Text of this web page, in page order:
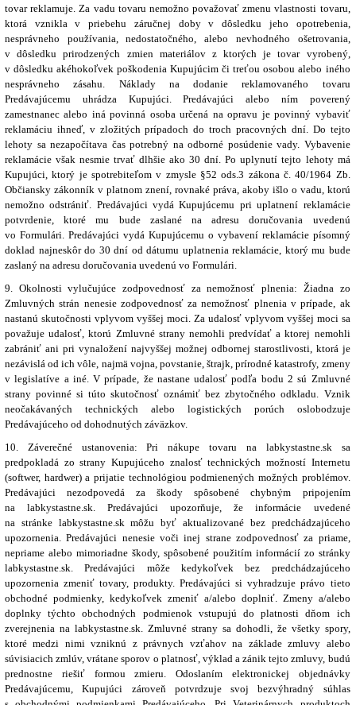
tovar reklamuje. Za vadu tovaru nemožno považovať zmenu vlastnosti tovaru,
ktorá vznikla v priebehu záručnej doby v dôsledku jeho opotrebenia,
nesprávneho používania, nedostatočného, alebo nevhodného ošetrovania,
v dôsledku prirodzených zmien materiálov z ktorých je tovar vyrobený,
v dôsledku akéhokoľvek poškodenia Kupujúcim či treťou osobou alebo iného
nesprávneho zásahu. Náklady na dodanie reklamovaného tovaru
Predávajúcemu uhrádza Kupujúci. Predávajúci alebo ním poverený
zamestnanec alebo iná povinná osoba určená na opravu je povinný vybaviť
reklamáciu ihneď, v zložitých prípadoch do troch pracovných dní. Do tejto
lehoty sa nezapočítava čas potrebný na odborné posúdenie vady. Vybavenie
reklamácie však nesmie trvať dlhšie ako 30 dní. Po uplynutí tejto lehoty má
Kupujúci, ktorý je spotrebiteľom v zmysle §52 ods.3 zákona č. 40/1964 Zb.
Občiansky zákonník v platnom znení, rovnaké práva, akoby išlo o vadu, ktorú
nemožno odstrániť. Predávajúci vydá Kupujúcemu pri uplatnení reklamácie
potvrdenie, ktoré mu bude zaslané na adresu doručovania uvedenú
vo Formulári. Predávajúci vydá Kupujúcemu o vybavení reklamácie písomný
doklad najneskôr do 30 dní od dátumu uplatnenia reklamácie, ktorý mu bude
zaslaný na adresu doručovania uvedenú vo Formulári.
9. Okolnosti vylučujúce zodpovednosť za nemožnosť plnenia: Žiadna zo
Zmluvných strán nenesie zodpovednosť za nemožnosť plnenia v prípade, ak
nastanú skutočnosti vplyvom vyššej moci. Za udalosť vplyvom vyššej moci sa
považuje udalosť, ktorú Zmluvné strany nemohli predvídať a ktorej nemohli
zabrániť ani pri vynaložení najvyššej možnej odbornej starostlivosti, ktorá je
nezávislá od ich vôle, najmä vojna, povstanie, štrajk, prírodné katastrofy, zmeny
v legislatíve a iné. V prípade, že nastane udalosť podľa bodu 2 sú Zmluvné
strany povinné si túto skutočnosť oznámiť bez zbytočného odkladu. Vznik
neočakávaných technických alebo logistických porúch oslobodzuje
Predávajúceho od dohodnutých záväzkov.
10. Záverečné ustanovenia: Pri nákupe tovaru na labkystastne.sk sa
predpokladá zo strany Kupujúceho znalosť technických možností Internetu
(softwer, hardwer) a prijatie technológiou podmienených možných problémov.
Predávajúci nezodpovedá za škody spôsobené chybným pripojením
na labkystastne.sk. Predávajúci upozorňuje, že informácie uvedené
na stránke labkystastne.sk môžu byť aktualizované bez predchádzajúceho
upozornenia. Predávajúci nenesie voči inej strane zodpovednosť za priame,
nepriame alebo mimoriadne škody, spôsobené použitím informácií zo stránky
labkystastne.sk. Predávajúci môže kedykoľvek bez predchádzajúceho
upozornenia zmeniť tovary, produkty. Predávajúci si vyhradzuje právo tieto
obchodné podmienky, kedykoľvek zmeniť a/alebo doplniť. Zmeny a/alebo
doplnky týchto obchodných podmienok vstupujú do platnosti dňom ich
zverejnenia na labkystastne.sk. Zmluvné strany sa dohodli, že všetky spory,
ktoré medzi nimi vzniknú z právnych vzťahov na základe zmluvy alebo
súvisiacich zmlúv, vrátane sporov o platnosť, výklad a zánik tejto zmluvy, budú
prednostne riešiť formou zmieru. Odoslaním elektronickej objednávky
Predávajúcemu, Kupujúci zároveň potvrdzuje svoj bezvýhradný súhlas